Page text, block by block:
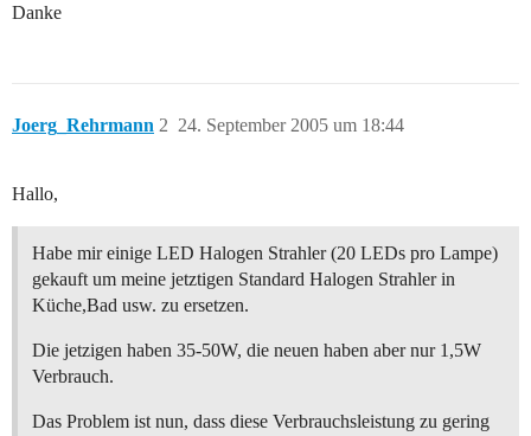
Danke
Joerg_Rehrmann 24. September 2005 um 18:44
2
Hallo,
Habe mir einige LED Halogen Strahler (20 LEDs pro Lampe)
gekauft um meine jetztigen Standard Halogen Strahler in
Küche,Bad usw. zu ersetzen.
Die jetzigen haben 35-50W, die neuen haben aber nur 1,5W
Verbrauch.
Das Problem ist nun, dass diese Verbrauchsleistung zu gering